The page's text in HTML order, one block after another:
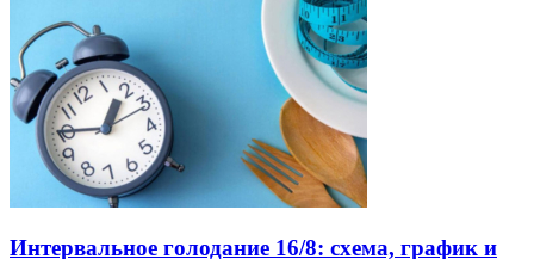
Интервальное голодание 16/8: схема, график и